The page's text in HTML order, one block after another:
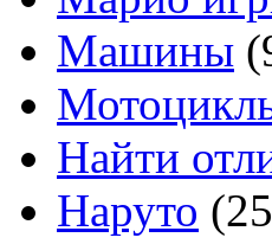
Машины
Найти
Наруто